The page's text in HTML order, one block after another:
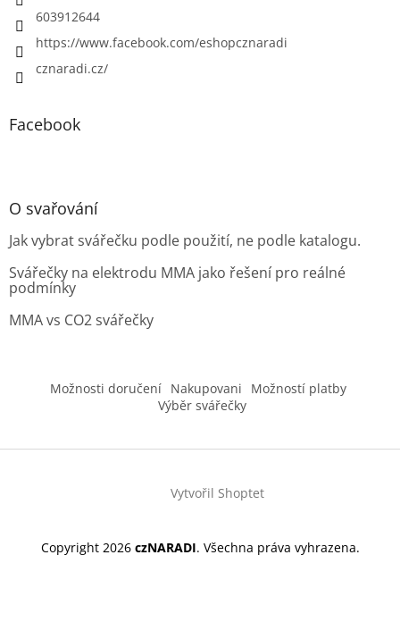
603912644
https://www.facebook.com/eshopcznaradi
cznaradi.cz/
Facebook
O svařování
Jak vybrat svářečku podle použití, ne podle katalogu.
Svářečky na elektrodu MMA jako řešení pro reálné
podmínky
MMA vs CO2 svářečky
Možnosti doručení Nakupovani
Možností platby
Výběr svářečky
Vytvořil Shoptet
Copyright 2026 czNARADI. Všechna práva vyhrazena.